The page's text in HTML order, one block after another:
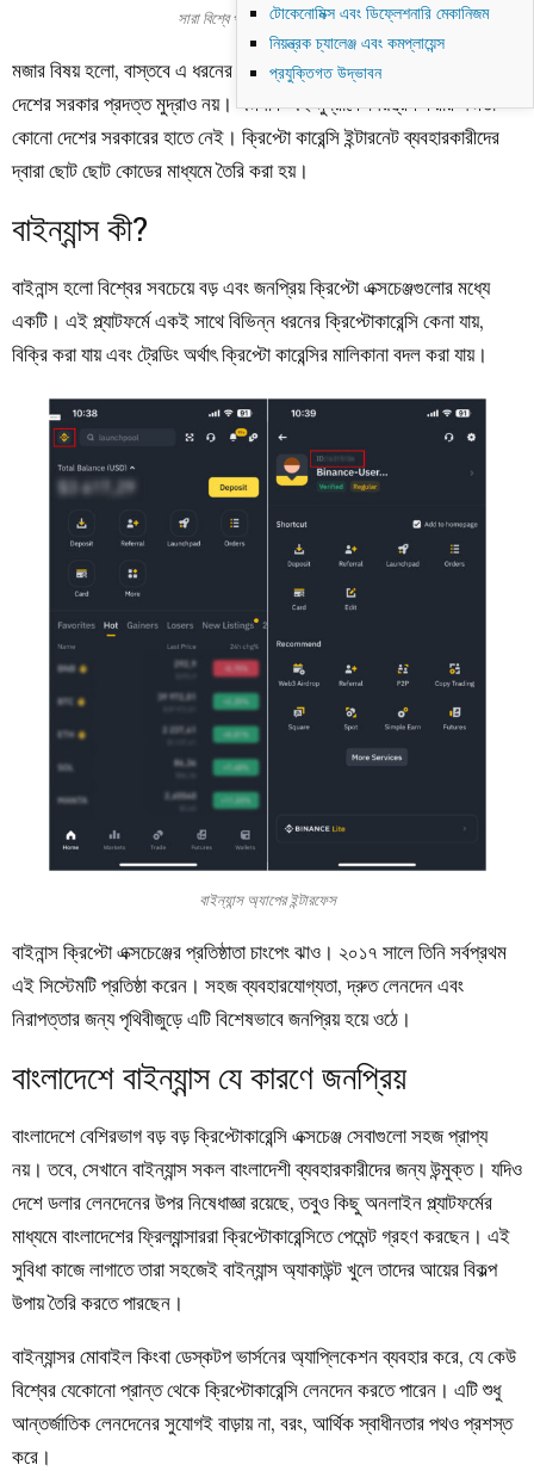
সারা বিশ্বে প্রচলিত বিভিন্ন বিট কয়েন
মজার বিষয় হলো, বাস্তবে এ ধরনের মুদ্রার কোন অস্তিত্ব নেই। এটি কোনো
দেশের সরকার প্রদত্ত মুদ্রাও নয়। এমনকি এই মুদ্রাকে নিয়ন্ত্রণ করার ক্ষমতা
কোনো দেশের সরকারের হাতে নেই। ক্রিপ্টো কারেন্সি ইন্টারনেট ব্যবহারকারীদের
দ্বারা ছোট ছোট কোডের মাধ্যমে তৈরি করা হয়।
বাইন্যান্স কী?
বাইনান্স হলো বিশ্বের সবচেয়ে বড় এবং জনপ্রিয় ক্রিপ্টো এক্সচেঞ্জগুলোর মধ্যে
একটি। এই প্ল্যাটফর্মে একই সাথে বিভিন্ন ধরনের ক্রিপ্টোকারেন্সি কেনা যায়,
বিক্রি করা যায় এবং ট্রেডিং অর্থাৎ ক্রিপ্টো কারেন্সির মালিকানা বদল করা যায়।
বাইন্যান্স অ্যাপের ইন্টারফেস
বাইনান্স ক্রিপ্টো এক্সচেঞ্জের প্রতিষ্ঠাতা চাংপেং ঝাও। ২০১৭ সালে তিনি সর্বপ্রথম
এই সিস্টেমটি প্রতিষ্ঠা করেন। সহজ ব্যবহারযোগ্যতা, দ্রুত লেনদেন এবং
নিরাপত্তার জন্যপৃথিবীজুড়েএটি বিশেষভাবে জনপ্রিয় হয়ে ওঠে।
বাংলাদেশে বাইন্যান্স যে কারণে জনপ্রিয়
বাংলাদেশে বেশিরভাগ বড় বড় ক্রিপ্টোকারেন্সি এক্সচেঞ্জ সেবাগুলো সহজ প্রাপ্য
নয়। তবে, সেখানে বাইন্যান্স সকল বাংলাদেশী ব্যবহারকারীদের জন্য উন্মুক্ত। যদিও
দেশে ডলার লেনদেনের উপর নিষেধাজ্ঞা রয়েছে, তবুও কিছু অনলাইন প্ল্যাটফর্মের
মাধ্যমে বাংলাদেশের ফ্রিল্যান্সাররা ক্রিপ্টোকারেন্সিতে পেমেন্ট গ্রহণ করছেন। এই
সুবিধা কাজে লাগাতে তারা সহজেই বাইন্যান্স অ্যাকাউন্ট খুলে তাদের আয়ের বিকল্প
উপায় তৈরি করতে পারছেন।
বাইন্যান্সর মোবাইল কিংবা ডেস্কটপ ভার্সনের অ্যাপ্লিকেশন ব্যবহার করে, যে কেউ
বিশ্বের যেকোনো প্রান্ত থেকে ক্রিপ্টোকারেন্সি লেনদেন করতে পারেন। এটি শুধু
আন্তর্জাতিক লেনদেনের সুযোগই বাড়ায় না, বরং, আর্থিক স্বাধীনতার পথও প্রশস্ত
করে।
টোকেনোমিক্স এবং ডিফ্লেশনারি মেকানিজম
নিয়ন্ত্রক চ্যালেঞ্জ এবং কমপ্লায়েন্স
প্রযুক্তিগত উদ্ভাবন